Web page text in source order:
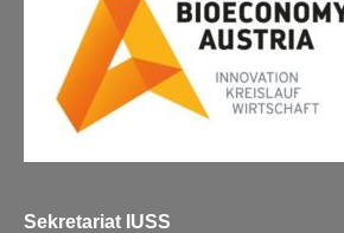
Sekretariat IUSS